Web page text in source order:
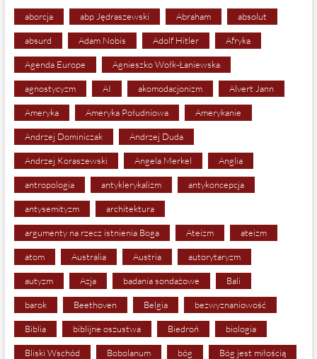
aborcja abp Jędraszewski Abraham absolut
absurd Adam Nobis Adolf Hitler Afryka
Agenda Europe Agnieszko Wołk-Łaniewska
agnostycyzm AI akomodacjonizm Alvert Jann
Ameryka Ameryka Południowa Amerykanie
Andrzej Dominiczak Andrzej Duda
Andrzej Koraszewski Angela Merkel Anglia
antropologia antyklerykalizm antykoncepcja
antysemityzm architektura
argumenty na rzecz istnienia Boga Ateizm ateizm
atom Australia Austria autorytaryzm
autyzm Azja badania sondażowe Bali
barok Beethoven Belgia bezwyznaniowość
Biblia biblijne oszustwa Biedroń biologia
Bliski Wschód Bobolanum bóg Bóg jest miłością